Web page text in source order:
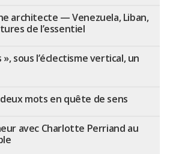
architecte — Venezuela, Liban,
de l’essentiel
sous l’éclectisme vertical, un
mots en quête de sens
avec Charlotte Perriand au